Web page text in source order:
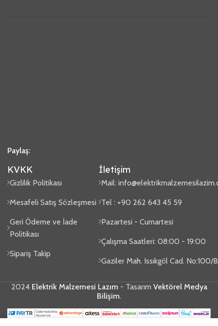
Paylaş:
KVKK
Gizlilik Politikası
Mesafeli Satış Sözleşmesi
Geri Ödeme ve İade
Politikası
Sipariş Takip
İletişim
Mail:
Tel : +90 262 643 45 59
Pazartesi - Cumartesi
Çalışma Saatleri: 08:00 - 19:00
Gaziler Mah. Issıkgöl Cad. No:100/
2024 Elektrik Malzemesi Lazım- Tasarım Vektörel Medya
Bilişim.